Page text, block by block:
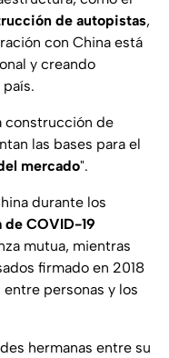
de autopistas,
con China está
y creando
construcción de
las bases para el
mercado".
durante los
de COVID-19
mutua, mientras
​​firmado en 2018
personas y los
hermanas entre su